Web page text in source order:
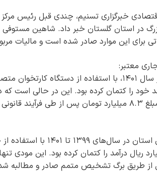
خبرگزاری تسنیم، چندی قبل رئیس مرکز
برای این موارد صادر شده است و مالیات
معتبر:
وصول است.
یکی از دندانپزشکان